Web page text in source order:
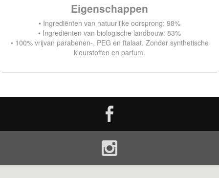
Eigenschappen
• Ingrediënten van natuurlijke oorsprong: 98%
• Ingrediënten van biologische landbouw: 83%
• 100% vrijvan parabenen-, PEG en ftalaat. Zonder synthetische
kleurstoffen en parfum.